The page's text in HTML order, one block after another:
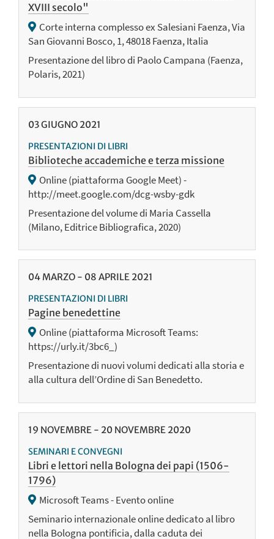
XVIII secolo"
Corte interna complesso ex Salesiani Faenza, Via
San Giovanni Bosco, 1, 48018 Faenza, Italia
Presentazione del libro di Paolo Campana (Faenza,
Polaris, 2021)
03GIUGNO 2021
PRESENTAZIONI DI LIBRI
Biblioteche accademiche e terza missione
Online (piattaforma Google Meet) -
http://meet.google.com/dcg-wsby-gdk
Presentazione del volume di Maria Cassella
(Milano, Editrice Bibliografica, 2020)
04 MARZO - 08 APRILE 2021
PRESENTAZIONI DI LIBRI
Pagine benedettine
Online (piattaforma Microsoft Teams:
https://urly.it/3bc6_)
Presentazione di nuovi volumi dedicati alla storia e
alla cultura dell’Ordine di San Benedetto.
19 NOVEMBRE - 20 NOVEMBRE 2020
SEMINARI E CONVEGNI
Libri e lettori nella Bologna dei papi (1506-
1796)
Microsoft Teams - Evento online
Seminario internazionale online dedicato al libro
nella Bologna pontificia, dalla caduta dei